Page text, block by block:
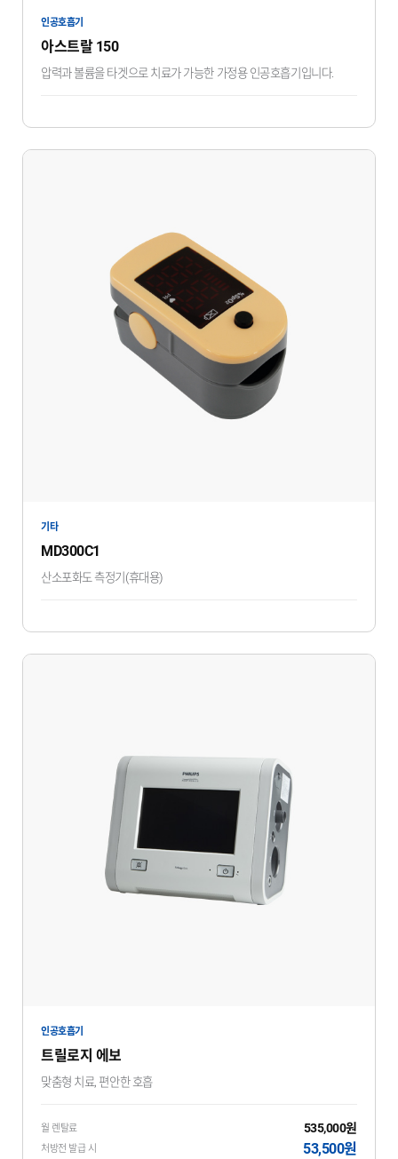
인공호흡기
아스트랄 150
압력과 볼륨을 타겟으로 치료가 가능한 가정용 인공호흡기입니다.
기타
MD300C1
산소포화도 측정기(휴대용)
인공호흡기
트릴로지 에보
맞춤형 치료, 편안한 호흡
월 렌탈료 535,000원
처방전 발급 시 53,500원